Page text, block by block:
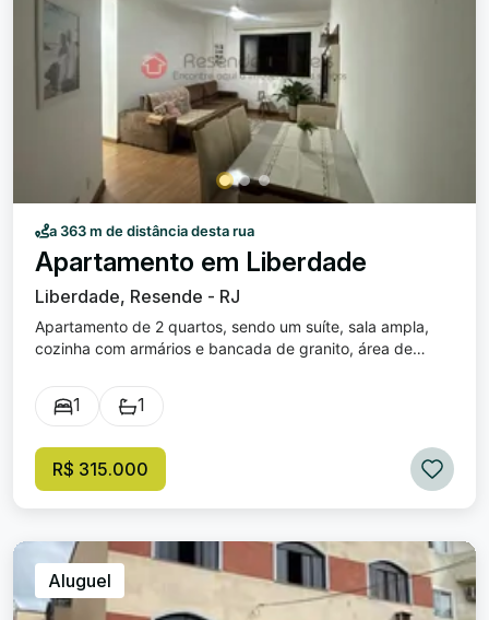
a 363 m de distância desta rua
Apartamento em Liberdade
Liberdade, Resende - RJ
Apartamento de 2 quartos, sendo um suíte, sala ampla,
cozinha com armários e bancada de granito, área de
Condomínio com playground e academia.
1 1
R$ 315.000
Aluguel